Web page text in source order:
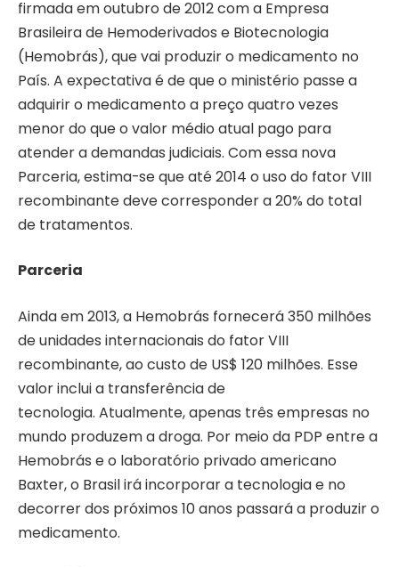
firmada em outubro de 2012 com a Empresa
Brasileira de Hemoderivados e Biotecnologia
(Hemobrás), que vai produzir o medicamento no
País. A expectativa é de que o ministério passe a
adquirir o medicamento a preço quatro vezes
menor do que o valor médio atual pago para
atender a demandas judiciais. Com essa nova
Parceria, estima-se que até 2014 o uso do fator VIII
recombinante deve corresponder a 20% do total
de tratamentos.
Parceria
Ainda em 2013, a Hemobrás fornecerá 350 milhões
de unidades internacionais do fator VIII
recombinante, ao custo de US$ 120 milhões. Esse
valor inclui a transferência de
tecnologia. Atualmente, apenas três empresas no
mundo produzem a droga. Por meio da PDP entre a
Hemobrás e o laboratório privado americano
Baxter, o Brasil irá incorporar a tecnologia e no
decorrer dos próximos 10 anos passará a produzir o
medicamento.